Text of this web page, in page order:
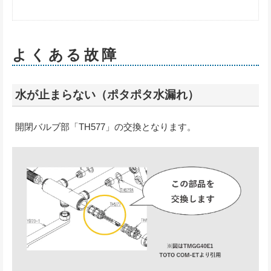
よくある故障
水が止まらない（ポタポタ水漏れ）
開閉バルブ部「TH577」の交換となります。